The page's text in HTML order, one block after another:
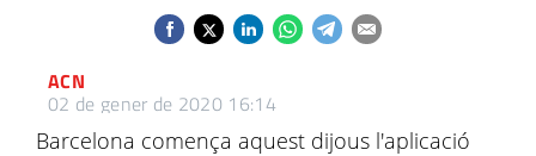
ACN
02 de gener de 2020 16:14
Barcelona comença aquest dijous l'aplicació